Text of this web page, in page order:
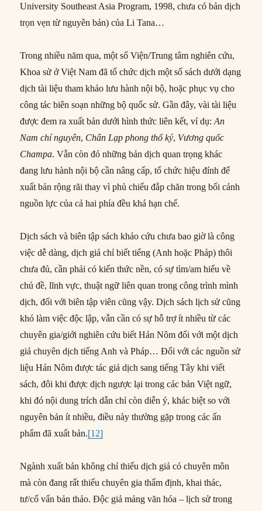
University Southeast Asia Program, 1998, chưa có bản dịch
trọn vẹn từ nguyên bản) của Li Tana…
Trong nhiều năm qua, một số Viện/Trung tâm nghiên cứu,
Khoa sử ở Việt Nam đã tổ chức dịch một số sách dưới dạng
dịch tài liệu tham khảo lưu hành nội bộ, hoặc phục vụ cho
công tác biên soạn những bộ quốc sử. Gần đây, vài tài liệu
được đem ra xuất bản dưới hình thức liên kết, ví dụ:An
Nam chí nguyên, Chân Lạp phong thổ ký, Vương quốc
Champa. Vẫn còn đó những bản dịch quan trọng khác
đang lưu hành nội bộ cần nâng cấp, tổ chức hiệu đính để
xuất bản rộng rãi thay vì phủ chiếu đắp chăn trong bối cảnh
nguồn lực của cả hai phía đều khá hạn chế.
Dịch sách và biên tập sách khảo cứu chưa bao giờ là công
việc dễ dàng, dịch giả chỉ biết tiếng (Anh hoặc Pháp) thôi
chưa đủ, cần phải có kiến thức nền, có sự tìm/am hiểu về
chủ đề, lĩnh vực, thuật ngữ liên quan trong công trình mình
dịch, đối với biên tập viên cũng vậy. Dịch sách lịch sử cũng
khó làm việc độc lập, vẫn cần có sự hỗ trợ ít nhiều từ các
chuyên gia/giới nghiên cứu biết Hán Nôm đối với một dịch
giả chuyên dịch tiếng Anh và Pháp… Đối với các nguồn sử
liệu Hán Nôm được tác giả dịch sang tiếng Tây khi viết
sách, đôi khi được dịch ngược lại trong các bản Việt ngữ,
khi đó nội dung trích dẫn chỉ còn diễn ý, khác biệt so với
nguyên bản ít nhiều, điều này thường gặp trong các ấn
phẩm đã xuất bản.[12]
Ngành xuất bản không chỉ thiếu dịch giả có chuyên môn
mà còn đang rất thiếu chuyên gia thẩm định, khai thác,
tư/cố vấn bản thảo. Độc giả mảng văn hóa – lịch sử trong